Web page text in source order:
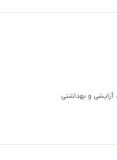
کرمانشاه ، بلوار نوبهار ، بین کوی ۱۱۰ و ۱۱۲ ، آرایشی و بهداشتی